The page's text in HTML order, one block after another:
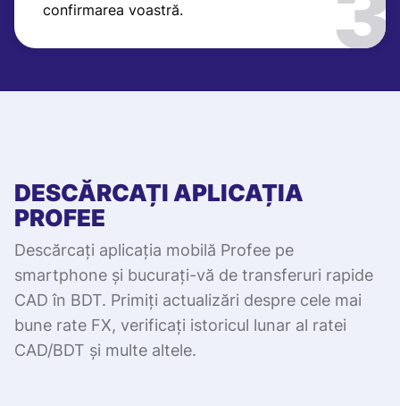
confirmarea voastră.
DESCĂRCAȚI APLICAȚIA
PROFEE
Descărcați aplicația mobilă Profee pe
smartphone și bucurați-vă de transferuri rapide
CAD în BDT. Primiți actualizări despre cele mai
bune rate FX, verificați istoricul lunar al ratei
CAD/BDT și multe altele.